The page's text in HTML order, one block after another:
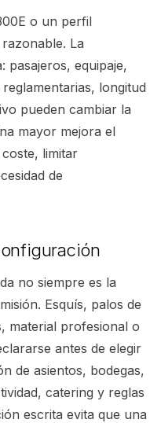
o un perfil
La
pasajeros, equipaje,
longitud
pueden cambiar la
mayor mejora el
limitar
de
no siempre es la
Esquís, palos de
material profesional o
antes de elegir
de asientos, bodegas,
catering y reglas
escrita evita que una